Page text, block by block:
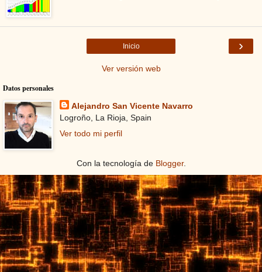
›
Inicio
Ver versión web
Datos personales
Alejandro San Vicente Navarro
Logroño, La Rioja, Spain
Ver todo mi perfil
Con la tecnología de Blogger.